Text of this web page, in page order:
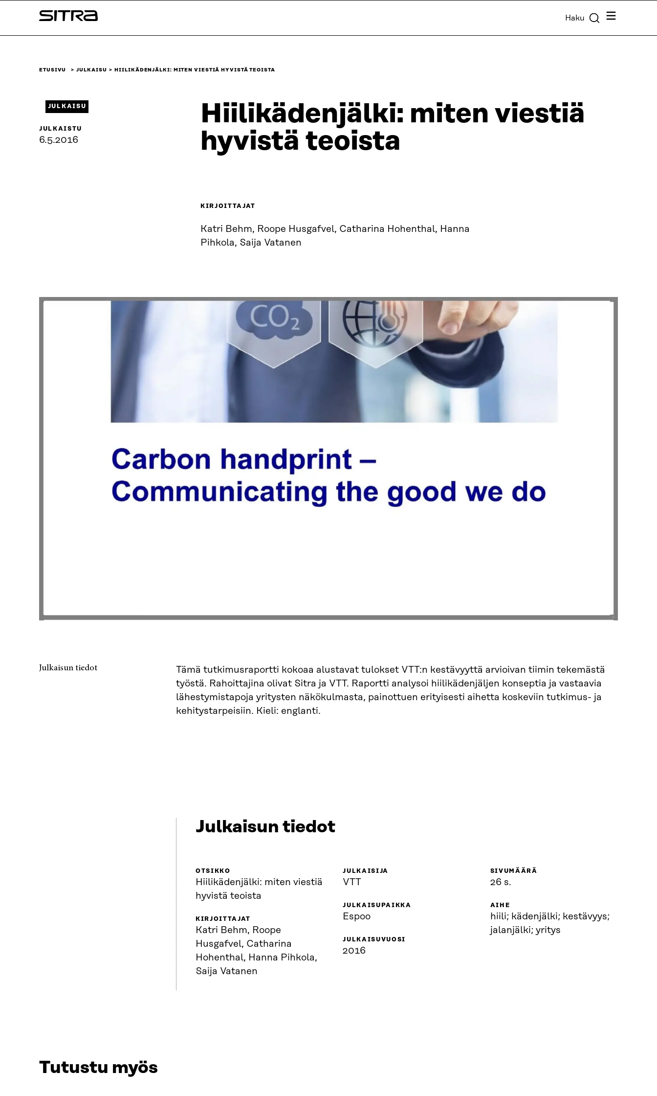
sisältöön
Sitra Haku Valikko
ETUSIVU JULKAISU HIILIKÄDENJÄLKI: MITEN VIESTIÄ HYVISTÄ TEOISTA
Hiilikädenjälki: miten viestiä
hyvistä teoista
JULKAISU
JULKAISTU
6.5.2016
KIRJOITTAJAT
Katri Behm, Roope Husgafvel, Catharina Hohenthal, Hanna
Pihkola, Saija Vatanen
Julkaisun tiedot
Tämä tutkimusraportti kokoaa alustavat tulokset VTT:n kestävyyttä arvioivan tiimin tekemästä
työstä. Rahoittajina olivat Sitra ja VTT. Raportti analysoi hiilikädenjäljen konseptia ja vastaavia
lähestymistapoja yritysten näkökulmasta, painottuen erityisesti aihetta koskeviin tutkimus- ja
kehitystarpeisiin. Kieli: englanti.
Julkaisun tiedot
OTSIKKO
Hiilikädenjälki: miten viestiä
hyvistä teoista
KIRJOITTAJAT
Katri Behm, Roope
Husgafvel, Catharina
Hohenthal, Hanna Pihkola,
Saija Vatanen
JULKAISIJA
VTT
JULKAISUPAIKKA
Espoo
JULKAISUVUOSI
2016
SIVUMÄÄRÄ
26 s.
AIHE
hiili; kädenjälki; kestävyys;
jalanjälki; yritys
Tutustu myös